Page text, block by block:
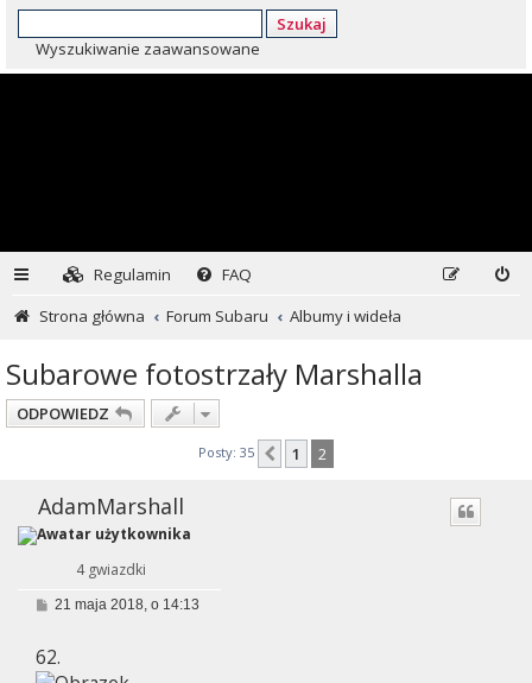
Szukaj
Wyszukiwanie zaawansowane
Regulamin
FAQ
Strona główna
Forum Subaru Albumy i wideła
Subarowe fotostrzały Marshalla
ODPOWIEDZ
Posty: 35 Poprzednia
1 2
AdamMarshall
4 gwiazdki
P
t
21 maja 2018, o 14:13
62.